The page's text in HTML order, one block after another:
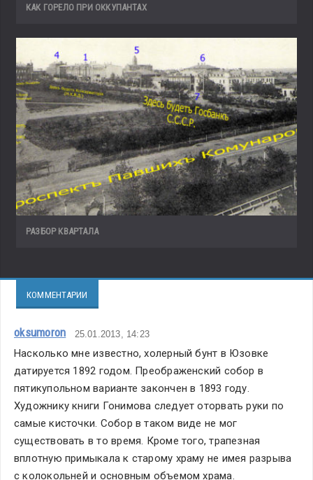
КАК ГОРЕЛО ПРИ ОККУПАНТАХ
РАЗБОР КВАРТАЛА
КОММЕНТАРИИ
oksumoron 25.01.2013, 14:23
Насколько мне известно, холерный бунт в Юзовке
датируется 1892 годом. Преображенский собор в
пятикупольном варианте закончен в 1893 году.
Художнику книги Гонимова следует оторвать руки по
самые кисточки. Собор в таком виде не мог
существовать в то время. Кроме того, трапезная
вплотную примыкала к старому храму не имея разрыва
с колокольней и основным объемом храма.